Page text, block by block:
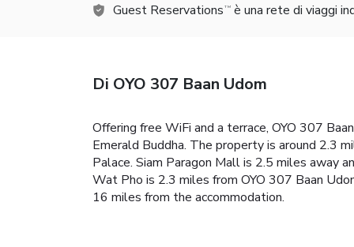
Guest Reservations TM è una rete di viaggi
Di OYO 307 Baan Udom
Offering free WiFi and a terrace, OYO 307
Emerald Buddha. The property is around 2.3
Palace. Siam Paragon Mall is 2.5 miles away
Wat Pho is 2.3 miles from OYO 307 Baan
16 miles from the accommodation.